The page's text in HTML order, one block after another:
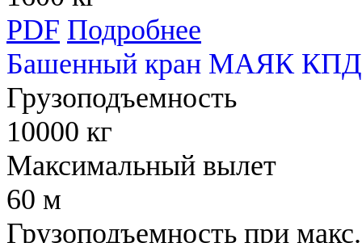
PDF Подробнее
Башенный кран МАЯК КПД
Грузоподъемность
10000 кг
Максимальный вылет
60 м
Грузоподъемность при